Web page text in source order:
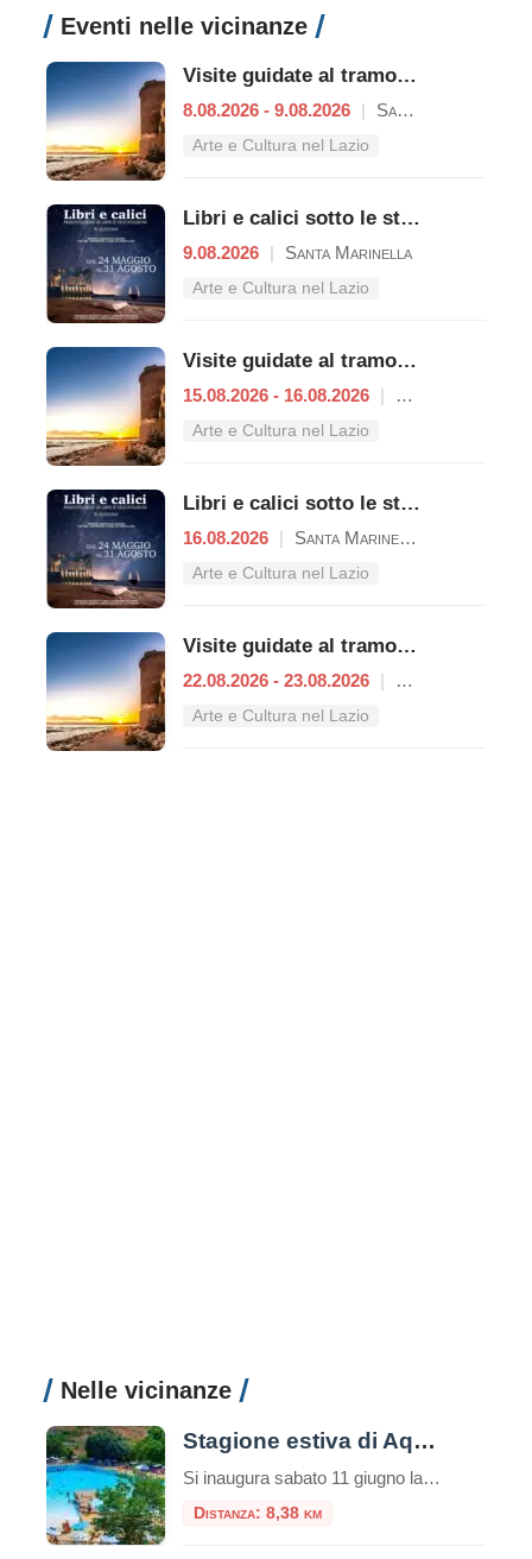
Eventi nelle vicinanze
Visite guidate al tramonto a Castello di Santa Severa
8.08.2026 - 9.08.2026 | Santa Marinella
Arte e Cultura nel Lazio
Libri e calici sotto le stelle del Castello
9.08.2026 | Santa Marinella
Arte e Cultura nel Lazio
Visite guidate al tramonto a Castello di Santa Severa
15.08.2026 - 16.08.2026 |
Arte e Cultura nel Lazio
Libri e calici sotto le stelle del Castello
16.08.2026 | Santa Marinella
Arte e Cultura nel Lazio
Visite guidate al tramonto a Castello di Santa Severa
22.08.2026 - 23.08.2026 |
Arte e Cultura nel Lazio
Nelle vicinanze
Stagione estiva di Aquafelix
Si inaugura sabato 11 giugno la nuova stagione di Aquafelix a Civitavecchia, il più grande Parco aquatico del Centro Italia, tra i 10 più belli nel Paese. Tante le attività in programma per una estate che si annuncia piena di eventi, con particolare attenzione alle famiglie e al divertimento dei bambini. Tra gli appuntamenti in […]
Distanza: 8,38 km